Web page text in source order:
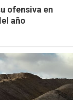
ofensiva en
año